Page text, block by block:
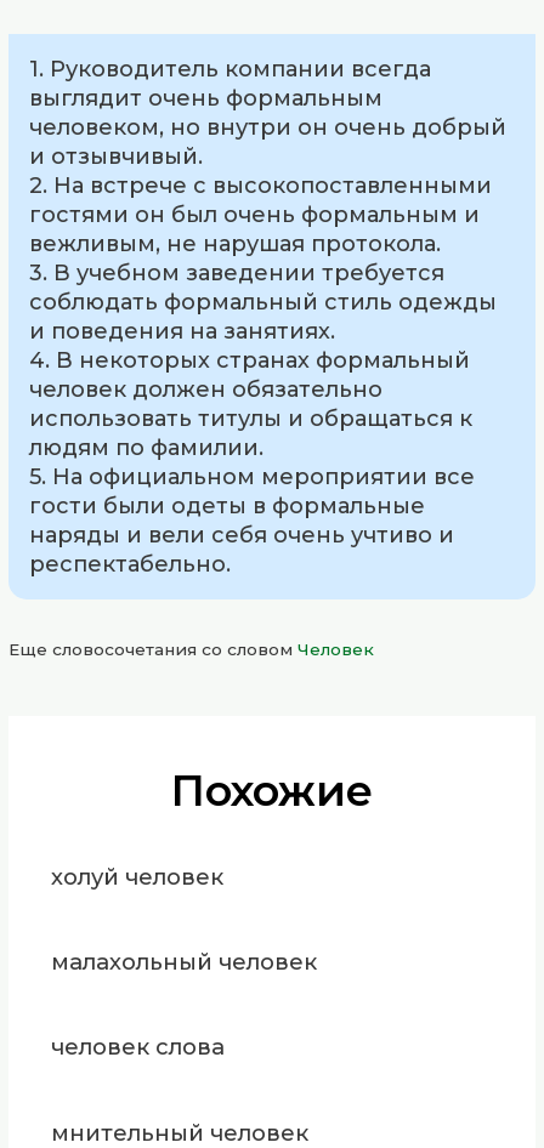
1. Руководитель компании всегда
выглядит очень формальным
человеком, но внутри он очень добрый
и отзывчивый.
2. На встрече с высокопоставленными
гостями он был очень формальным и
вежливым, не нарушая протокола.
3. В учебном заведении требуется
соблюдать формальный стиль одежды
и поведения на занятиях.
4. В некоторых странах формальный
человек должен обязательно
использовать титулы и обращаться к
людям по фамилии.
5. На официальном мероприятии все
гости были одеты в формальные
наряды и вели себя очень учтиво и
респектабельно.
Еще словосочетания со словомЧеловек
Похожие
холуй человек
малахольный человек
человек слова
мнительный человек